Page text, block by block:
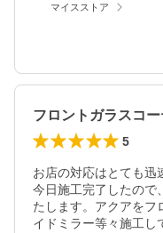
マイスストア
フロントガラスコー
5
お店の対応はとても迅
今日施工完了したので
たします。アクアをフ
イドミラー等々施工し